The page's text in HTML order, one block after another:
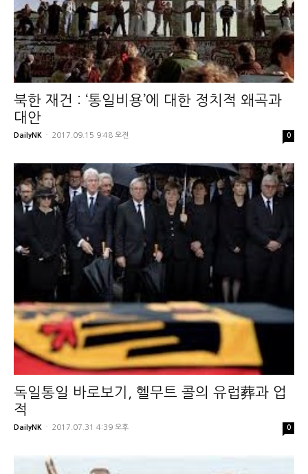
북한 재건 : ‘통일비용’에 대한 정치적 왜곡과
대안
DailyNK - 2017.09.15 9:48 오전 0
독일통일 바로보기, 헬무트 콜의 유럽葬과 업
적
DailyNK - 2017.07.31 4:39 오후 0